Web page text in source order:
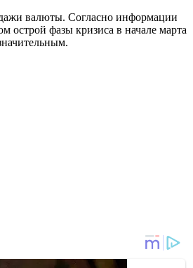
валюты. Согласно информации
острой фазы кризиса в начале марта